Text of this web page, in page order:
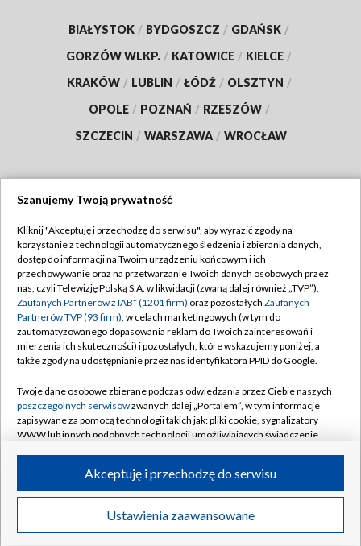
BIAŁYSTOK / BYDGOSZCZ / GDAŃSK /
GORZÓW WLKP. / KATOWICE / KIELCE /
KRAKÓW / LUBLIN / ŁÓDŹ / OLSZTYN /
OPOLE / POZNAŃ / RZESZÓW /
SZCZECIN / WARSZAWA / WROCŁAW
TVP
Abonament TVP
Emisja w TVP
Centrum informacji TVP
Naziemna Telewizja Cyfrowa
Rada Programowa
System NOS
Informacje o nadawcy
Program dla prasy
Ogłoszenie przetargowe
Regulamin TVP
Polityka prywatności
Moje zgody
Pomoc
Kontakt
Kanały
©2026 Telewizja Polska S.A. w likwidacji
Szanujemy Twoją prywatność
Kliknij "Akceptuję i przechodzę do serwisu", aby wyrazić zgody na
korzystanie z technologii automatycznego śledzenia i zbierania danych,
dostęp do informacji na Twoim urządzeniu końcowym i ich
przechowywanie oraz na przetwarzanie Twoich danych osobowych przez
nas, czyli Telewizję Polską S.A. w likwidacji (zwaną dalej również „TVP”),
Zaufanych Partnerów z IAB* (1201 firm) oraz pozostałych Zaufanych
Partnerów TVP (93 firm), w celach marketingowych (w tym do
zautomatyzowanego dopasowania reklam do Twoich zainteresowań i
mierzenia ich skuteczności) i pozostałych, które wskazujemy poniżej, a
także zgody na udostępnianie przez nas identyfikatora PPID do Google.
Twoje dane osobowe zbierane podczas odwiedzania przez Ciebie naszych
poszczególnych serwisówzwanych dalej „Portalem”, w tym informacje
zapisywane za pomocą technologii takich jak: pliki cookie, sygnalizatory
WWW lub innych podobnych technologii umożliwiających świadczenie
ruchu w Internecie.
Twoje dane osobowe zbierane podczas odwiedzania przez Ciebie
poszczególnych serwisówna Portalu, takie jak adresy IP, identyfikatory
Ustawienia zaawansowane
Akceptuję i przechodzę do serwisu